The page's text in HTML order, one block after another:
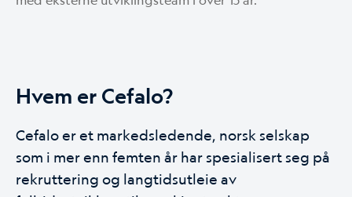
Hvem er Cefalo?
Cefalo er et markedsledende, norsk selskap
som i mer enn femten år har spesialisert seg på
rekruttering og langtidsutleie av